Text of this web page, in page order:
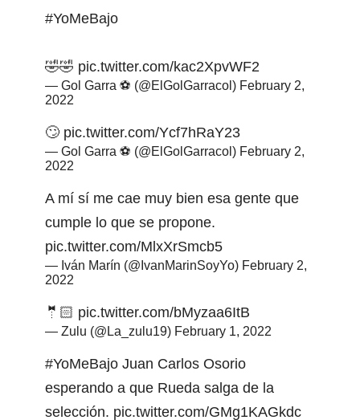
#YoMeBajo
🤣🤣 pic.twitter.com/kac2XpvWF2
— Gol Garra ⚽ (@ElGolGarracol) February 2,
2022
🙄 pic.twitter.com/Ycf7hRaY23
— Gol Garra ⚽ (@ElGolGarracol) February 2,
2022
A mí sí me cae muy bien esa gente que
cumple lo que se propone.
pic.twitter.com/MlxXrSmcb5
— Iván Marín (@IvanMarinSoyYo) February 2,
2022
🤵🏻 pic.twitter.com/bMyzaa6ItB
— Zulu (@La_zulu19) February 1, 2022
#YoMeBajo Juan Carlos Osorio
esperando a que Rueda salga de la
selección. pic.twitter.com/GMg1KAGkdc